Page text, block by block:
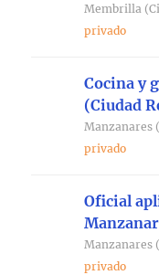
Membrilla
privado
Cocina y
(Ciudad
Manzanares
privado
Oficial
Manzanares
privado